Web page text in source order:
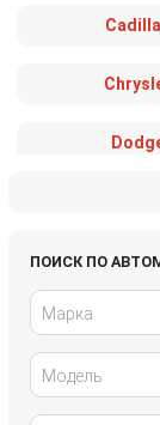
ПОИСК ПО
Марка
Модель